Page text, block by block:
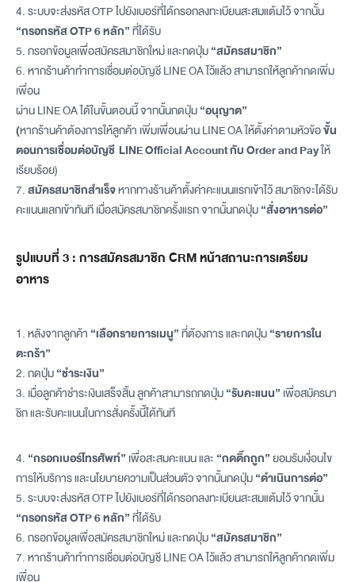
4. ระบบจะส่งรหัส OTP ไปยังเบอร์ที่ได้กรอกลงทะเบียนสะสมแต้มไว้ จากนั้น
“กรอกรหัส OTP 6 หลัก”ที่ได้รับ
5.กรอกข้อมูลเพื่อสมัครสมาชิกใหม่ และกดปุ่ม“สมัครสมาชิก”
6.หากร้านค้าทำการเชื่อมต่อบัญชี LINE OA ไว้แล้ว สามารถให้ลูกค้ากดเพิ่ม
เพื่อน
ผ่าน LINE OA ได้ในขั้นตอนนี้ จากนั้นกดปุ่ม“อนุญาต”
(หากร้านค้าต้องการให้ลูกค้า เพิ่มเพื่อนผ่าน LINE OA ให้ตั้งค่าตามหัวข้อขั้น
ตอนการเชื่อมต่อบัญชี LINE Official Account กับ Order and Payให้
เรียบร้อย)
7.สมัครสมาชิกสำเร็จหากทางร้านค้าตั้งค่าคะแนนแรกเข้าไว้ สมาชิกจะได้รับ
คะแนนแลกเข้าทันที เมื่อสมัครสมาชิกครั้งแรก จากนั้นกดปุ่ม“สั่งอาหารต่อ”
รูปแบบที่ 3 : การสมัครสมาชิก CRM หน้าสถานะการเตรียม
อาหาร
1. หลังจากลูกค้า “เลือกรายการเมนู”ที่ต้องการ และกดปุ่ม“รายการใน
ตะกร้า”
2. กดปุ่ม“ชำระเงิน”
3. เมื่อลูกค้าชำระเงินเสร็จสิ้น ลูกค้าสามารถกดปุ่ม“รับคะแนน” เพื่อสมัครมา
ชิก และรับคะแนนในการสั่งครั้งนี้ได้ทันที
4. “กรอกเบอร์โทรศัพท์” เพื่อสะสมคะแนน และ “กดติ๊กถูก”ยอมรับเงื่อนไข
การให้บริการ และนโยบายความเป็นส่วนตัว จากนั้นกดปุ่ม“ดำเนินการต่อ”
5. ระบบจะส่งรหัส OTP ไปยังเบอร์ที่ได้กรอกลงทะเบียนสะสมแต้มไว้ จากนั้น
“กรอกรหัส OTP 6 หลัก”ที่ได้รับ
6. กรอกข้อมูลเพื่อสมัครสมาชิกใหม่ และกดปุ่ม“สมัครสมาชิก”
7. หากร้านค้าทำการเชื่อมต่อบัญชี LINE OA ไว้แล้ว สามารถให้ลูกค้ากดเพิ่ม
เพื่อน